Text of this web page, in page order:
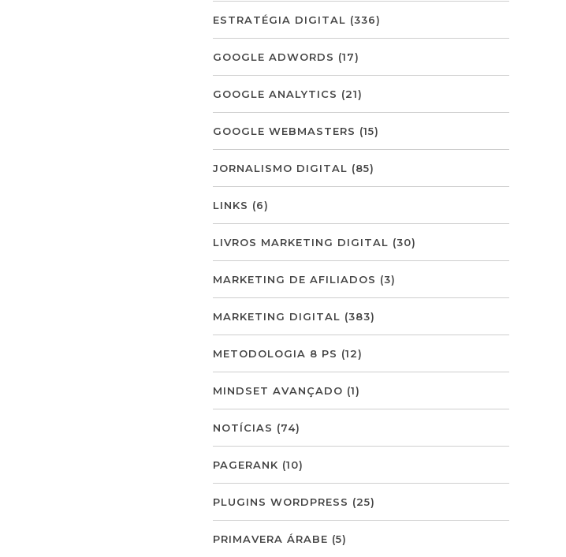
ESTRATÉGIA DIGITAL (336)
GOOGLE ADWORDS (17)
GOOGLE ANALYTICS (21)
GOOGLE WEBMASTERS (15)
JORNALISMO DIGITAL (85)
LINKS (6)
LIVROS MARKETING DIGITAL (30)
MARKETING DE AFILIADOS (3)
MARKETING DIGITAL (383)
METODOLOGIA 8 PS (12)
MINDSET AVANÇADO (1)
NOTÍCIAS (74)
PAGERANK (10)
PLUGINS WORDPRESS (25)
PRIMAVERA ÁRABE (5)